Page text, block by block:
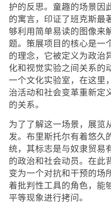
护的反思。童趣的场景因
的寓言，印证了班克斯最
够利用简单易读的图像来
题。策展项目的核心是一
的理念，它被定义为政治
化和视觉实验之间关系的
一个文化实验室，在这里
治活动和社会变革重新定
的关系。
为了了解这一场景，展览
发。布里斯托尔有着悠久
统，其标志是与奴隶贸易
的政治和社会动员。在此
变为一个对抗和干预的场
着批判性工具的角色，能
平等现象进行拷问。